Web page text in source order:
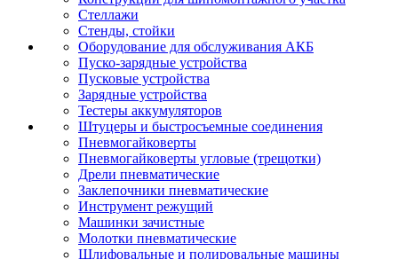
Стеллажи
Стенды, стойки
Оборудование для обслуживания АКБ
Пуско-зарядные устройства
Пусковые устройства
Зарядные устройства
Тестеры аккумуляторов
Штуцеры и быстросъемные соединения
Пневмогайковерты
Пневмогайковерты угловые (трещотки)
Дрели пневматические
Заклепочники пневматические
Инструмент режущий
Машинки зачистные
Молотки пневматические
Шлифовальные и полировальные машины